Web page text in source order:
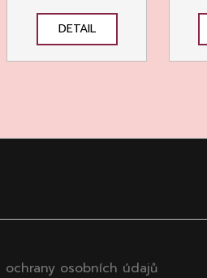
DETAIL
ochrany osobních údajů